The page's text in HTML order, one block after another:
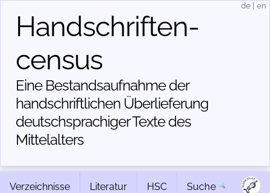
Handschriften­
census
Eine Bestandsaufnahme der
handschriftlichen Über­lieferung
deutschsprachiger Texte des
Mittelalters
de en
Verzeichnisse Literatur HSC Suche